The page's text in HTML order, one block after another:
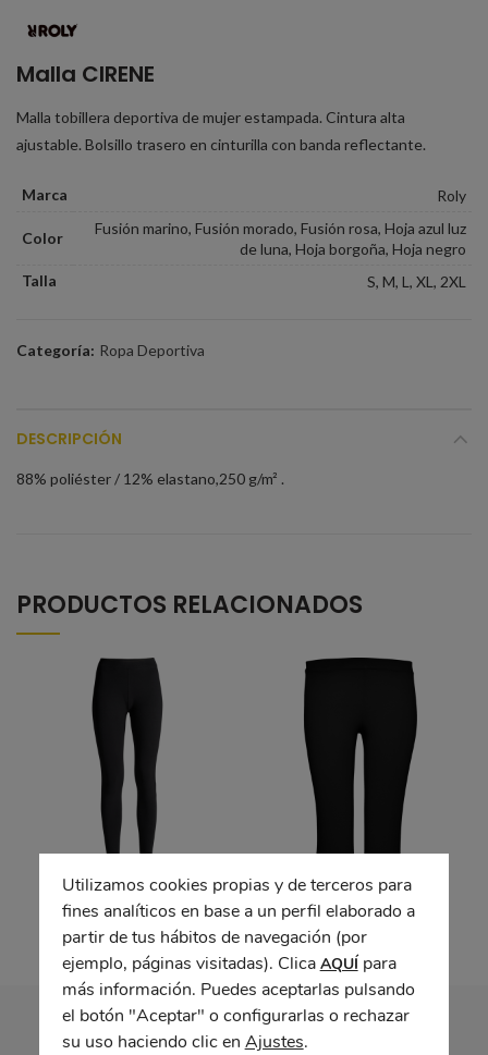
Malla CIRENE
Malla tobillera deportiva de mujer estampada. Cintura alta
ajustable. Bolsillo trasero en cinturilla con banda reflectante.
Marca Roly
Color
Fusión marino, Fusión morado, Fusión rosa, Hoja azul luz
de luna, Hoja borgoña, Hoja negro
Talla
S, M, L, XL, 2XL
Categoría: Ropa Deportiva
DESCRIPCIÓN
88% poliéster / 12% elastano,250 g/m² .
PRODUCTOS RELACIONADOS
Leggings LEIRE Malla CARLA
Utilizamos cookies propias y de terceros para
fines analíticos en base a un perfil elaborado a
partir de tus hábitos de navegación (por
ejemplo, páginas visitadas). Clica AQUÍpara
más información. Puedes aceptarlas pulsando
el botón "Aceptar" o configurarlas o rechazar
su uso haciendo clic en Ajustes.